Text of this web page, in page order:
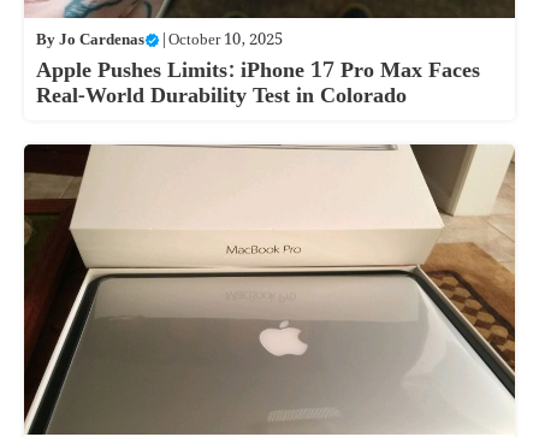
ByJo Cardenas |October 10, 2025
Apple Pushes Limits: iPhone 17 Pro Max Faces
Real-World Durability Test in Colorado